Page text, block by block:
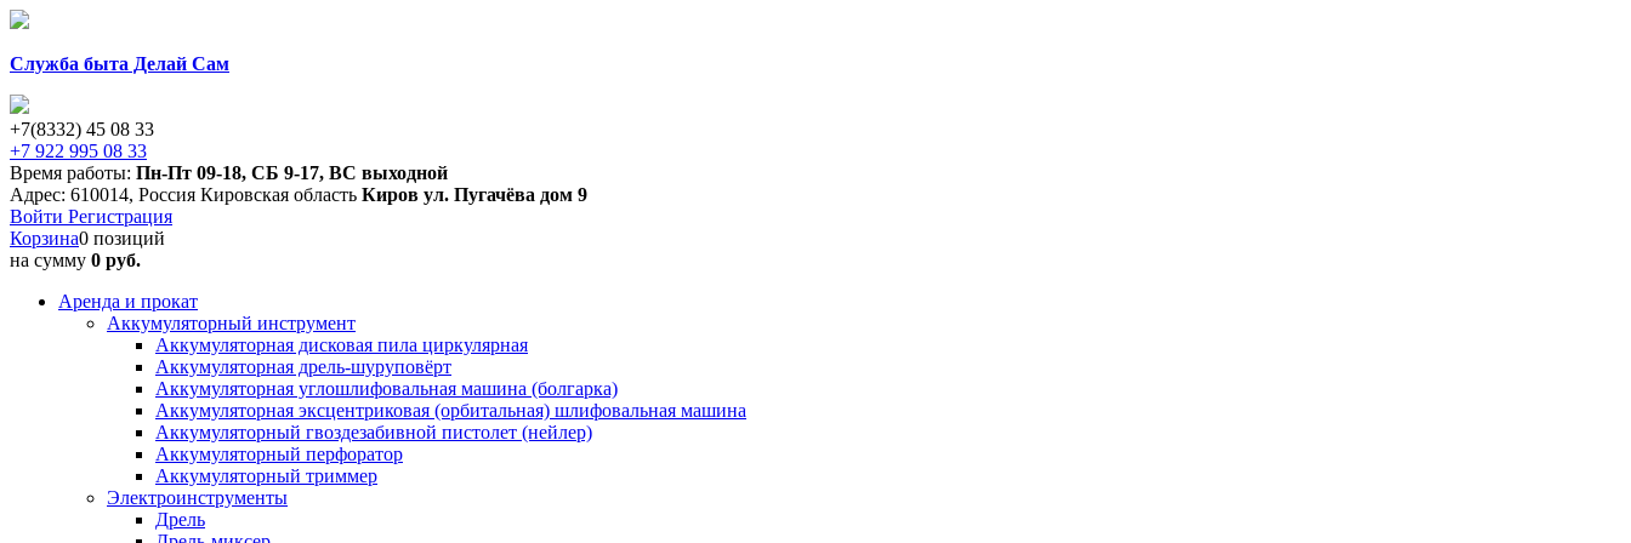
Служба быта Делай Сам
+7(8332) 45 08 33
+7 922 995 08 33
Время работы: Пн-Пт 09-18, СБ 9-17, ВС выходной
Адрес: 610014, Россия Кировская область Киров ул. Пугачёва дом 9
Войти Регистрация
Корзина0 позиций
на сумму 0 руб.
Аренда и прокат
Аккумуляторный инструмент
Аккумуляторная дисковая пила циркулярная
Аккумуляторная дрель-шуруповёрт
Аккумуляторная углошлифовальная машина (болгарка)
Аккумуляторная эксцентриковая (орбитальная) шлифовальная машина
Аккумуляторный гвоздезабивной пистолет (нейлер)
Аккумуляторный перфоратор
Аккумуляторный триммер
Электроинструменты
Дрель